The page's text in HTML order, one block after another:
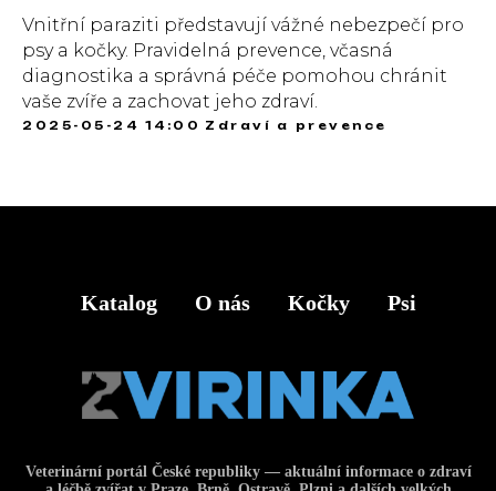
Vnitřní paraziti představují vážné nebezpečí pro
psy a kočky. Pravidelná prevence, včasná
diagnostika a správná péče pomohou chránit
vaše zvíře a zachovat jeho zdraví.
2025-05-24 14:00 Zdraví a prevence
Katalog O nás Kočky Psi
Veterinární portál České republiky — aktuální informace o zdraví